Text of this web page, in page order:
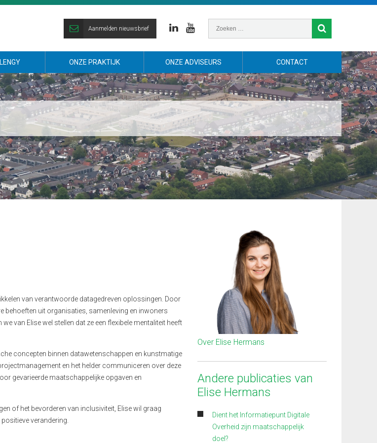
Aanmelden nieuwsbrief
ONZE PRAKTIJK ONZE ADVISEURS CONTACT
van verantwoorde datagedreven oplossingen. Door
behoeften uit organisaties, samenleving en inwoners
van Elise wel stellen dat ze een flexibele mentaliteit heeft
concepten binnen datawetenschappen en kunstmatige
en het helder communiceren over deze
gevarieerde maatschappelijke opgaven en
of het bevorderen van inclusiviteit, Elise wil graag
verandering.
Over Elise Hermans
Andere publicaties van
Elise Hermans
Dient het Informatiepunt Digitale
Overheid zijn maatschappelijk
doel?